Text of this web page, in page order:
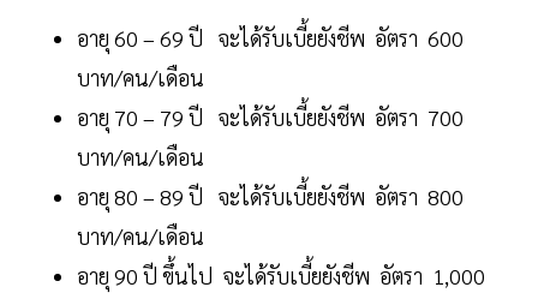
อายุ 60 – 69 ปี จะได้รับเบี้ยยังชีพ อัตรา 600
บาท/คน/เดือน
อายุ 70 – 79 ปี จะได้รับเบี้ยยังชีพ อัตรา 700
บาท/คน/เดือน
อายุ 80 – 89 ปี จะได้รับเบี้ยยังชีพ อัตรา 800
บาท/คน/เดือน
อายุ 90 ปี ขึ้นไป จะได้รับเบี้ยยังชีพ อัตรา 1,000